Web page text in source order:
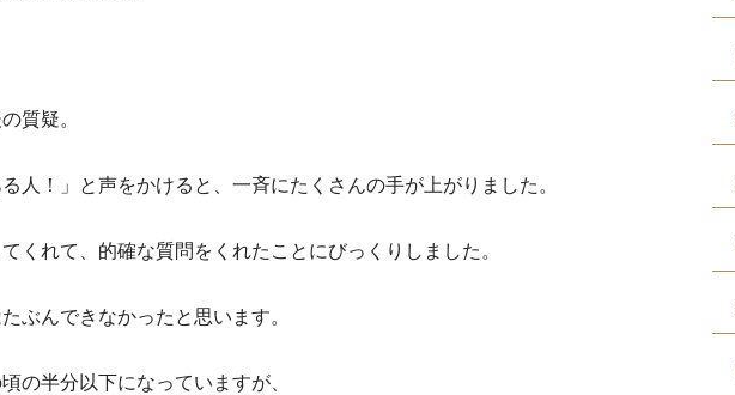
質疑。
人！」と声をかけると、一斉にたくさんの手が上がりました。
くれて、的確な質問をくれたことにびっくりしました。
ぶんできなかったと思います。
の半分以下になっていますが、